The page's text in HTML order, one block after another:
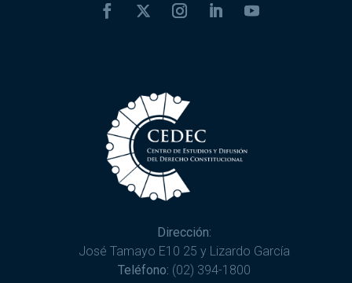
Dirección:
José Tamayo E10 25 y Lizardo García
Teléfono: (02) 394-1800